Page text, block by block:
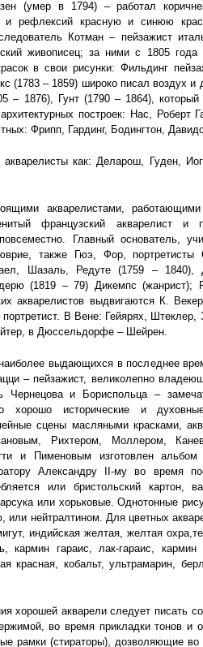
(умер в 1794) – работал
и рефлексий красную и синюю
Котман – пейзажист
живописец; за ними с 1805
в свои рисунки: Фильдинг
(1783 – 1859) широко писал воздух
– 1876), Гунт (1790 – 1864),
построек: Нас, Роберт
Фрипп, Гардинг, Бодингтон,
акварелисты как: Деларош, Гуден,
акварелистами,
французский акварелист и
Главный основатель,
также Гюэ, Фор, портретисты
Шазаль, Редуте (1759 –
(1819 – 79) Дикемпс (жанрист);
акварелистов выдвигаются К.
B Bене: Гейярях,
в Дюссельдорфе – Шейрен.
выдающихся в последнее
– пейзажист, великолепно
Чернецова и Бориспольца –
хорошо исторические и
сцены масляными красками,
Рихтером, Моллером,
и Пименовым изготовлен альбом
Александру II-му во время
или бристольский картон,
или хорьковые. Однотонные
или нейтралтином. Для цветных
индийская желтая, желтая
кармин гараис, лак-гараис,
красная, кобальт, ультрамарин,
хорошей акварели следует писать
во время прикладки тонов и
рамки (стираторы), дозволяющие